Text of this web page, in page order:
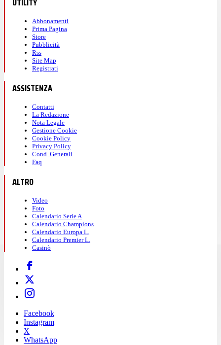
Abbonamenti
Prima Pagina
Store
Pubblicità
Rss
Site Map
Registrati
ASSISTENZA
Contatti
La Redazione
Nota Legale
Gestione Cookie
Cookie Policy
Privacy Policy
Cond. Generali
Faq
ALTRO
Video
Foto
Calendario Serie A
Calendario Champions
Calendario Europa L.
Calendario Premier L.
Casinò
Facebook
Instagram
X
WhatsApp